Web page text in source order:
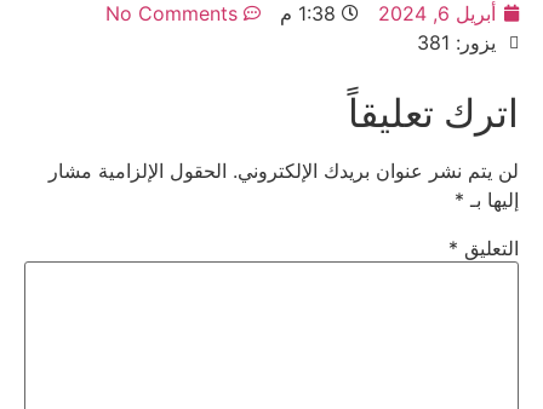
أبريل 6, 2024 1:38 م
No Comments
يزور: 381
اترك تعليقاً
لن يتم نشر عنوان بريدك الإلكتروني. الحقول الإلزامية مشار
إليها بـ *
التعليق *